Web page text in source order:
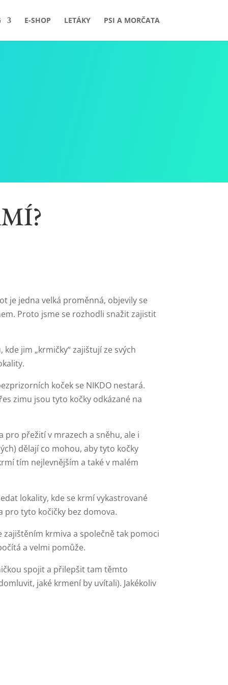
E-SHOP LETÁKY PSI A MORČATA
je jedna velká proměnná, objevily se
Proto jsme se rozhodli snažit zajistit
jim „krmičky“ zajištují ze svých
koček se NIKDO nestará.
zimu jsou tyto kočky odkázané na
pro přežití v mrazech a sněhu, ale i
dělají co mohou, aby tyto kočky
tím nejlevnějším a také v malém
lokality, kde se krmí vykastrované
pro tyto kočičky bez domova.
krmiva a společně tak pomoci
a velmi pomůže.
spojit a přilepšit tam těmto
jaké krmení by uvítali). Jakékoliv